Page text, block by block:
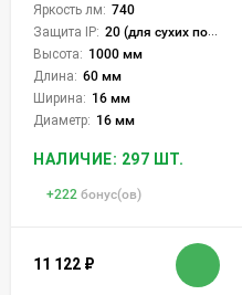
Яркость лм: 740
Защита IP: 20 (для сухих пом.)
Высота: 1000 мм
Длина: 60 мм
Ширина: 16 мм
Диаметр: 16 мм
НАЛИЧИЕ: 297 ШТ.
+222 бонус(ов)
11 122 ₽